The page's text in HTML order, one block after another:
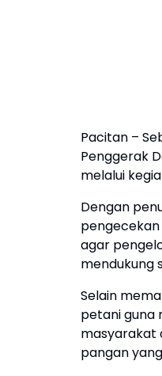
Pacitan –
Penggerak
melalui
Dengan
agar
mendukung
Selain
petani guna
masyarakat
pangan